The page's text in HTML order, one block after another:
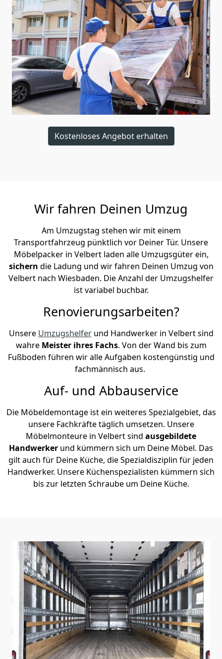
Kostenloses Angebot erhalten
Wir fahren Deinen Umzug
Am Umzugstag stehen wir mit einem
Transportfahrzeug pünktlich vor Deiner Tür. Unsere
Möbelpacker in Velbert laden alle Umzugsgüter ein,
sichern die Ladung und wir fahren Deinen Umzug von
Velbert nach Wiesbaden. Die Anzahl der Umzugshelfer
ist variabel buchbar.
Renovierungsarbeiten?
Unsere Umzugshelferund Handwerker in Velbert sind
wahre Meister ihres Fachs. Von der Wand bis zum
Fußboden führen wir alle Aufgaben kostengünstig und
fachmännisch aus.
Auf- und Abbauservice
Die Möbeldemontage ist ein weiteres Spezialgebiet, das
unsere Fachkräfte täglich umsetzen. Unsere
Möbelmonteure in Velbert sind ausgebildete
Handwerker und kümmern sich um Deine Möbel. Das
gilt auch für Deine Küche, die Spezialdisziplin für jeden
Handwerker. Unsere Küchenspezialisten kümmern sich
bis zur letzten Schraube um Deine Küche.